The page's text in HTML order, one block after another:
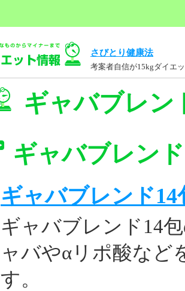
さびとり健康法
考案者自信が15kgダイエ
ギャバブレン
ギャバブレン
ギャバブレンド
ギャバブレンド14
ャバやαリポ酸など
す。